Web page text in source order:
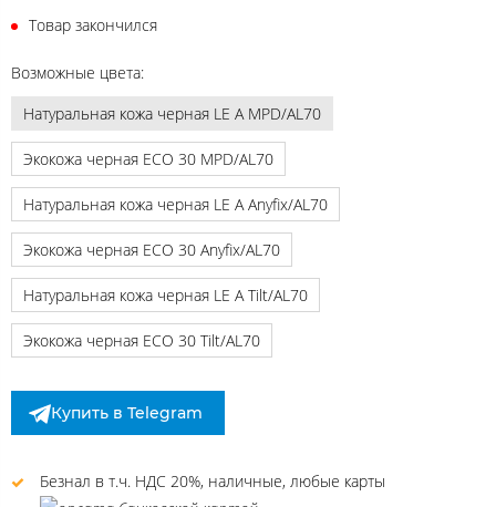
Товар закончился
Возможные цвета:
Натуральная кожа черная LE A MPD/AL70
Экокожа черная ECO 30 MPD/AL70
Натуральная кожа черная LE A Anyfix/AL70
Экокожа черная ECO 30 Anyfix/AL70
Натуральная кожа черная LE A Tilt/AL70
Экокожа черная ECO 30 Tilt/AL70
Купить в Telegram
Безнал в т.ч. НДС 20%, наличные, любые карты